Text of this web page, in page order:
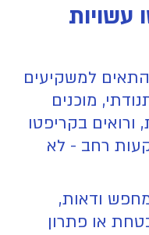
עשויות
למשקיעים
מוכנים
ורואים בקריפטו
רחב - לא
ודאות,
או פתרון